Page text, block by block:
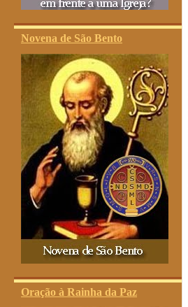
Novena de São Bento
Oração à Rainha da Paz